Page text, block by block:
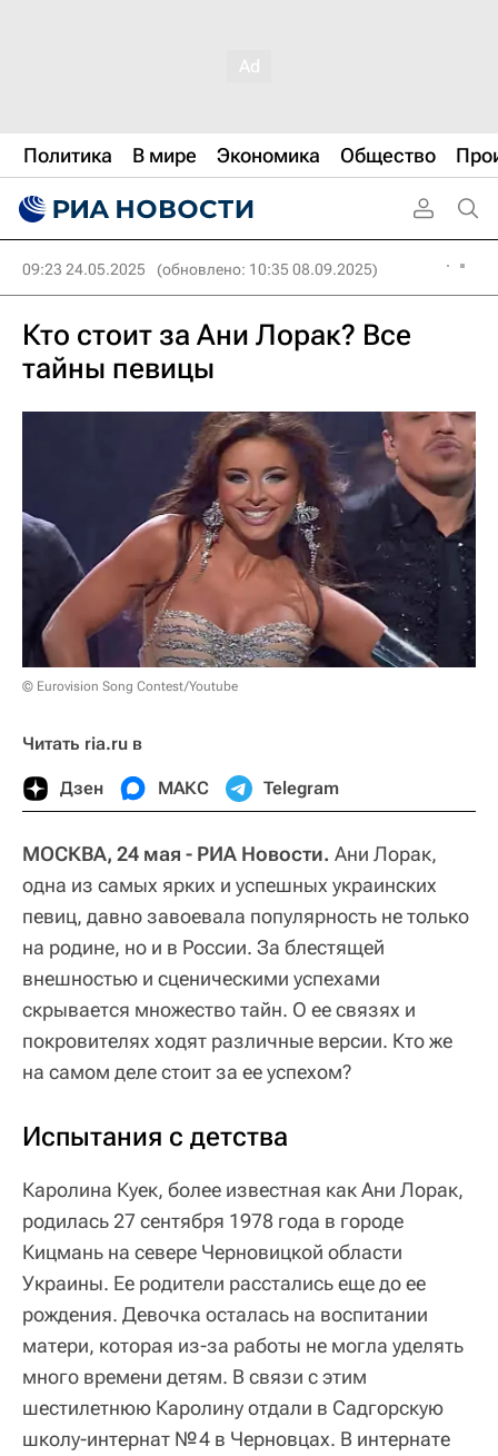
Политика В мире Экономика Общество
09:23 24.05.2025 (обновлено: 10:35 08.09.2025)
Кто стоит за Ани Лорак? Все
тайны певицы
© Eurovision Song Contest/Youtube
Читать ria.ru в
Дзен МАКС Telegram
МОСКВА, 24 мая - РИА Новости. Ани Лорак,
одна из самых ярких и успешных украинских
певиц, давно завоевала популярность не только
на родине, но и в России. За блестящей
внешностью и сценическими успехами
скрывается множество тайн. О ее связях и
покровителях ходят различные версии. Кто же
на самом деле стоит за ее успехом?
Испытания с детства
Каролина Куек, более известная как Ани Лорак,
родилась 27 сентября 1978 года в городе
Кицмань на севере Черновицкой области
Украины. Ее родители расстались еще до ее
рождения. Девочка осталась на воспитании
матери, которая из-за работы не могла уделять
много времени детям. В связи с этим
шестилетнюю Каролину отдали в Садгорскую
школу-интернат № 4 в Черновцах. В интернате